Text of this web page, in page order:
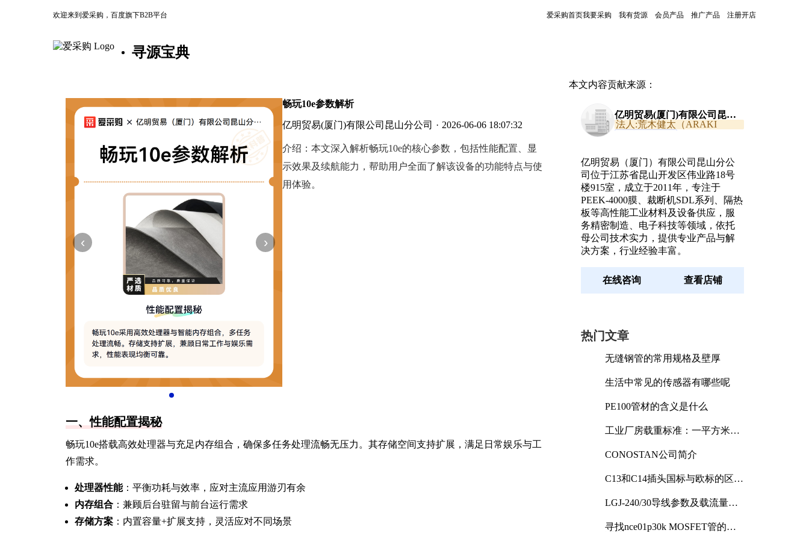
欢迎来到爱采购，百度旗下B2B平台 爱采购首页我要采购 我有货源 会员产品 推广产品 注册开店
寻源宝典
‹ ›
畅玩10e参数解析
亿明贸易(厦门)有限公司昆山分公司 · 2026-06-06 18:07:32
介绍： 本文深入解析畅玩10e的核心参数，包括性能配置、显
示效果及续航能力，帮助用户全面了解该设备的功能特点与使
用体验。
一、性能配置揭秘
畅玩10e搭载高效处理器与充足内存组合，确保多任务处理流畅无压力。其存储空间支持扩展，满足日常娱乐与工
作需求。
处理器性能：平衡功耗与效率，应对主流应用游刃有余
内存组合 ：兼顾后台驻留与前台运行需求
存储方案 ：内置容量+扩展支持，灵活应对不同场景
本文内容贡献来源：
亿明贸易(厦门)有限公司昆山
分公司
法人:荒木健太（ARAKI
亿明贸易（厦门）有限公司昆山分公
司位于江苏省昆山开发区伟业路18号
楼915室，成立于2011年，专注于
PEEK-4000膜、裁断机SDL系列、隔热
板等高性能工业材料及设备供应，服
务精密制造、电子科技等领域，依托
母公司技术实力，提供专业产品与解
决方案，行业经验丰富。
在线咨询 查看店铺
热门文章
无缝钢管的常用规格及壁厚
生活中常见的传感器有哪些呢
PE100管材的含义是什么
工业厂房载重标准：一平方米能
CONOSTAN公司简介
C13和C14插头国标与欧标的区别
LGJ-240/30导线参数及载流量解
寻找nce01p30k MOSFET管的合